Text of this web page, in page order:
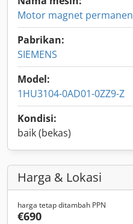
Motor magnet permanen
Pabrikan:
SIEMENS
Model:
1HU3104-0AD01-0ZZ9-Z
Kondisi:
baik (bekas)
Harga & Lokasi
harga tetap ditambah PPN
€690